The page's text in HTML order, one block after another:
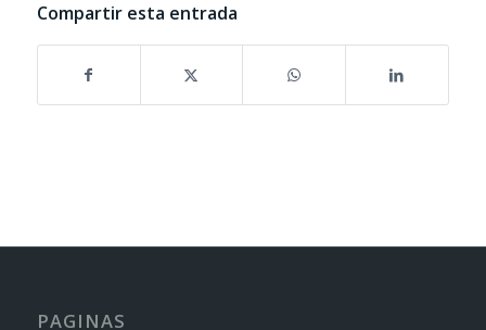
Compartir esta entrada
PAGINAS